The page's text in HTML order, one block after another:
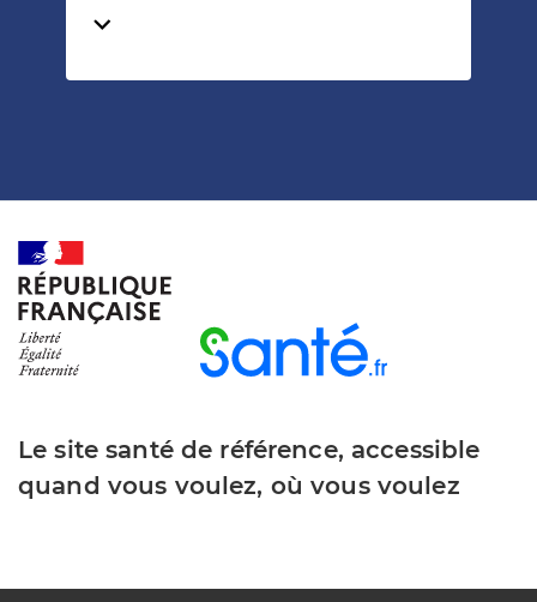
Temps de lecture
Le site santé de référence, accessible
quand vous voulez, où vous voulez